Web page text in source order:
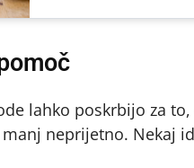
lahko poskrbijo za
neprijetno. Nekaj